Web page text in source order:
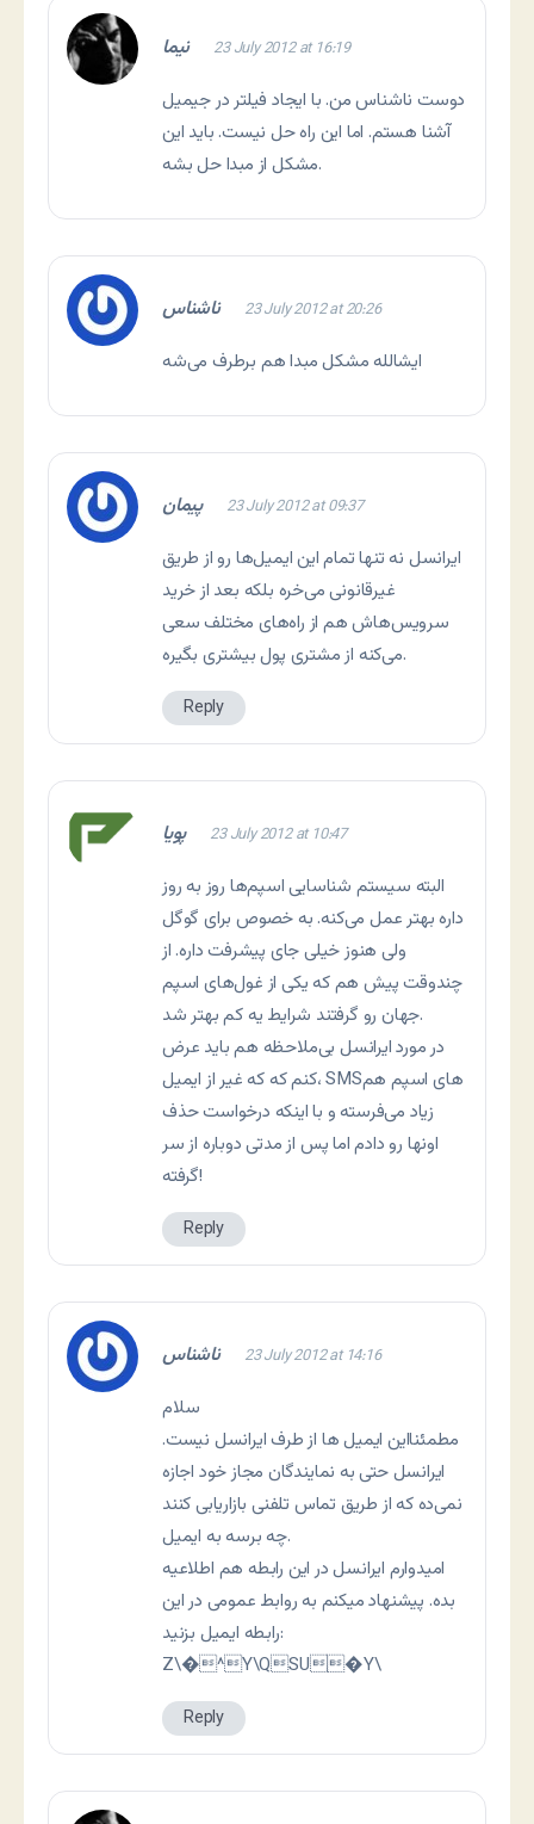
نیما 23 July 2012 at 16:19
دوست ناشناس من. با ایجاد فیلتر در جیمیل
آشنا هستم. اما این راه حل نیست. باید این
مشکل از مبدا حل بشه.
ناشناس 23 July 2012 at 20:26
ایشالله مشکل مبدا هم برطرف می‌شه
پیمان 23 July 2012 at 09:37
ایرانسل نه تنها تمام این ایمیل‌ها رو از طریق
غیرقانونی می‌خره بلکه بعد از خرید
سرویس‌هاش هم از راه‌های مختلف سعی
می‌کنه از مشتری پول بیشتری بگیره.
Reply
پویا 23 July 2012 at 10:47
البته سیستم شناسایی اسپم‌ها روز به روز
داره بهتر عمل می‌کنه. به خصوص برای گوگل
ولی هنوز خیلی جای پیشرفت داره. از
چندوقت پیش هم که یکی از غول‌های اسپم
جهان رو گرفتند شرایط یه کم بهتر شد.
در مورد ایرانسل بی‌ملاحظه هم باید عرض
کنم که که غیر از ایمیل، SMSهای اسپم هم
زیاد می‌فرسته و با اینکه درخواست حذف
اونها رو دادم اما پس از مدتی دوباره از سر
گرفته!
Reply
ناشناس 23 July 2012 at 14:16
سلام
مطمئنااین ایمیل ها از طرف ایرانسل نیست.
ایرانسل حتی به نمایندگان مجاز خود اجازه
نمی‌دهکه از طریق تماس تلفنی بازاریابی کنند
چه برسه به ایمیل.
امیدوارم ایرانسل در این رابطه هم اطلاعیه
بده. پیشنهاد میکنم به روابط عمومی در این
رابطه ایمیل بزنید:
Z\�^Y\QSU�Y\
Reply